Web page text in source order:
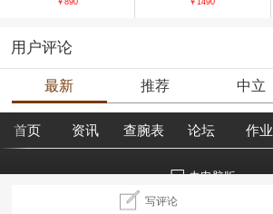
用户评论
最新 推荐 中立
写评论
首页 资讯 查腕表 论坛 作业
去电脑版
©2018腕表之家 m.xbiao.com